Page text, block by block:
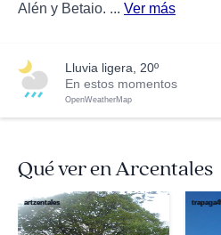
Alén y Betaio. ... Ver más
lluvia ligera, 20º
En estos momentos
OpenWeatherMap
Qué ver en Arcentales
artzentales